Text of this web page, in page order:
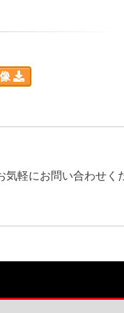
気軽にお問い合わせく